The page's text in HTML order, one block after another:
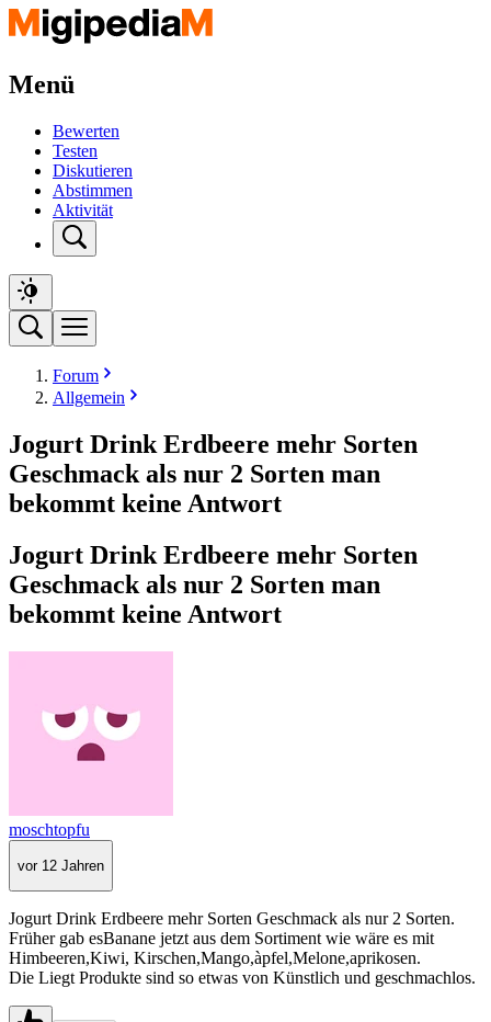
Menü
Bewerten
Testen
Diskutieren
Abstimmen
Aktivität
Forum
Allgemein
Jogurt Drink Erdbeere mehr Sorten
Geschmack als nur 2 Sorten man
bekommt keine Antwort
Jogurt Drink Erdbeere mehr Sorten
Geschmack als nur 2 Sorten man
bekommt keine Antwort
moschtopfu
vor 12 Jahren
Jogurt Drink Erdbeere mehr Sorten Geschmack als nur 2 Sorten.
Früher gab esBanane jetzt aus dem Sortiment wie wäre es mit
Himbeeren,Kiwi, Kirschen,Mango,àpfel,Melone,aprikosen.
Die Liegt Produkte sind so etwas von Künstlich und geschmachlos.